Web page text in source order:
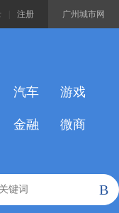
广州城市网
注册
汽车 游戏
金融 微商
B